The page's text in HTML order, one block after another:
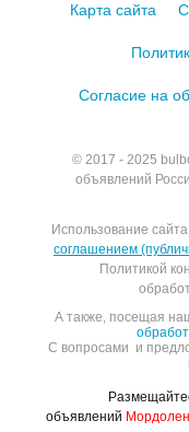
© 2017 - 2025
объявлений
Использование
соглашением
Политикой
А также, посещая
С вопросами и
Карта сайта
Согласие на
объявлений